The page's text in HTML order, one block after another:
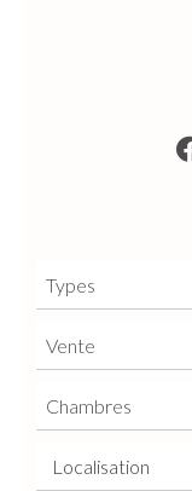
Types
Vente
Chambres
Localisation